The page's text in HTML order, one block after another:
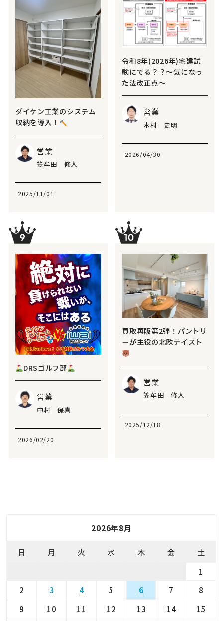
ダイケン工業のシステム
収納を導入！
営業
笠牟田 修人
2025/11/01
令和8年(2026年)宅建試
験にでる？？～気になっ
た法改正点～
営業
木村 史明
2026/04/30
DRSゴルフ部
営業
中村 保喜
2026/02/20
買取再販第2弾！パントリ
ーが主役の北欧テイスト
営業
笠牟田 修人
2025/12/18
2026年8月
日 月 火 水 木 金
土
1
2
3 4 5 6 7
8
9
10 11 12 13 14
15